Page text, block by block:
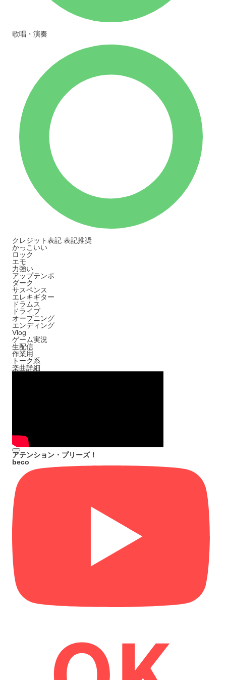
歌唱・演奏
クレジット表記 表記推奨
かっこいい
ロック
エモ
力強い
アップテンポ
ダーク
サスペンス
エレキギター
ドラムス
ドライブ
オープニング
エンディング
Vlog
ゲーム実況
生配信
作業用
トーク系
楽曲詳細
アテンション・プリーズ！
beco